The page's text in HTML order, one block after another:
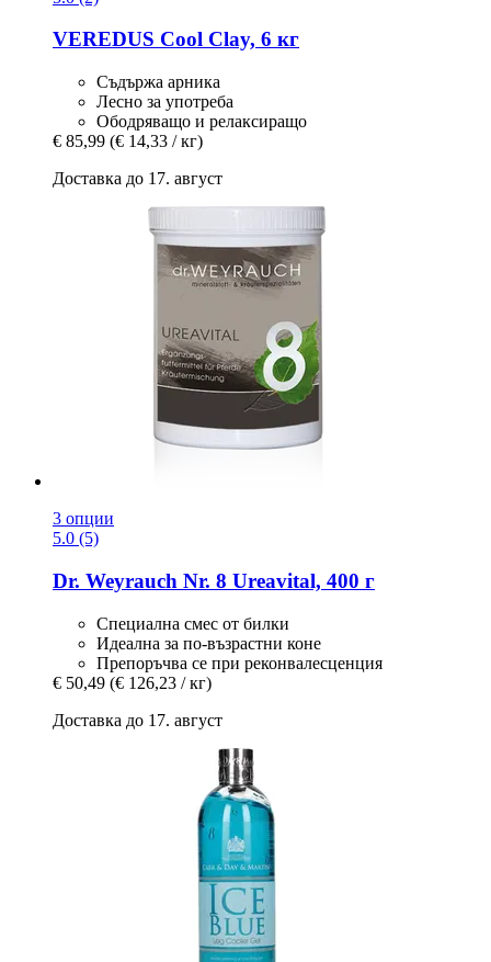
VEREDUS Cool Clay, 6 кг
Съдържа арника
Лесно за употреба
Ободряващо и релаксиращо
€ 85,99 (€ 14,33 / кг)
Доставка до 17. август
3 опции
5.0 (5)
Dr. Weyrauch Nr. 8 Ureavital, 400 г
Специална смес от билки
Идеална за по-възрастни коне
Препоръчва се при реконвалесценция
€ 50,49 (€ 126,23 / кг)
Доставка до 17. август